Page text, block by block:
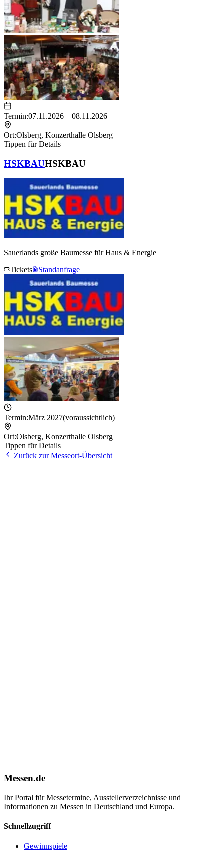
Termin:07.11.2026 – 08.11.2026
Ort:Olsberg, Konzerthalle Olsberg
Tippen für Details
HSKBAUHSKBAU
Sauerlands große Baumesse für Haus & Energie
Tickets
Standanfrage
Termin:März 2027(voraussichtlich)
Ort:Olsberg, Konzerthalle Olsberg
Tippen für Details
Zurück zur Messeort-Übersicht
Messen.de
Ihr Portal für Messetermine, Ausstellerverzeichnisse und
Informationen zu Messen in Deutschland und Europa.
Schnellzugriff
Gewinnspiele